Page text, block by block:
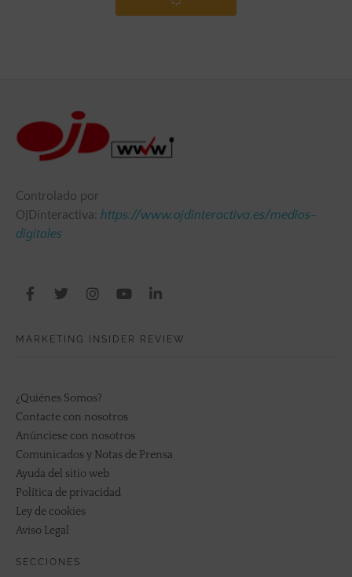
Controlado por
OJDinteractiva: https://www.ojdinteractiva.es/medios-
digitales
MARKETING INSIDER REVIEW
¿Quiénes Somos?
Contacte con nosotros
Anúnciese con nosotros
Comunicados y Notas de Prensa
Ayuda del sitio web
Política de privacidad
Ley de cookies
Aviso Legal
SECCIONES